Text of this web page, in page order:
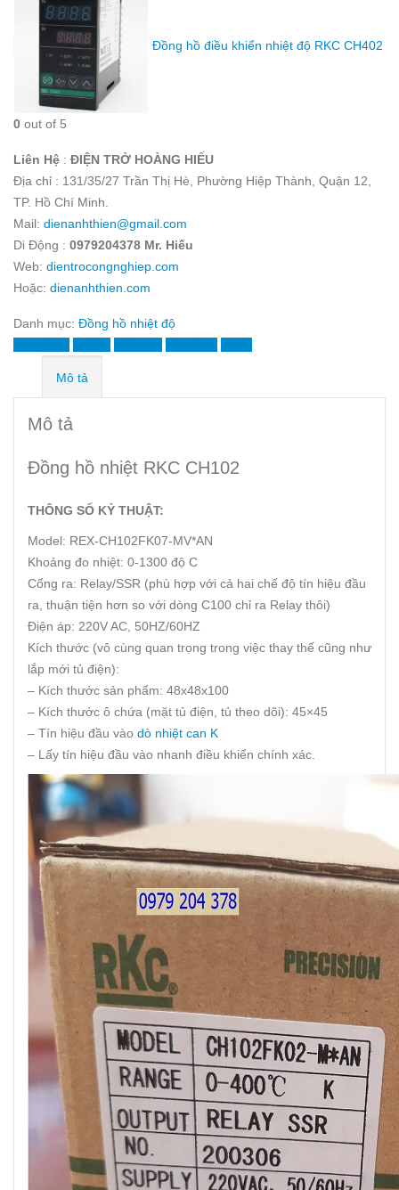
Đồng hồ điều khiển nhiệt độ RKC CH402
0 out of 5
Liên Hệ : ĐIỆN TRỞ HOÀNG HIẾU
Địa chỉ : 131/35/27 Trần Thị Hè, Phường Hiệp Thành, Quận 12,
TP. Hồ Chí Minh.
Mail: dienanhthien@gmail.com
Di Động : 0979204378 Mr. Hiếu
Web: dientrocongnghiep.com
Hoặc: dienanhthien.com
Danh mục: Đồng hồ nhiệt độ
Mô tả
Mô tả
Đồng hồ nhiệt RKC CH102
THÔNG SỐ KỶ THUẬT:
Model: REX-CH102FK07-MV*AN
Khoảng đo nhiệt: 0-1300 độ C
Cổng ra: Relay/SSR (phù hợp với cả hai chế độ tín hiệu đầu
ra, thuận tiện hơn so với dòng C100 chỉ ra Relay thôi)
Điện áp: 220V AC, 50HZ/60HZ
Kích thước (vô cùng quan trọng trong việc thay thế cũng như
lắp mới tủ điện):
– Kích thước sản phẩm: 48x48x100
– Kích thước ô chứa (mặt tủ điện, tủ theo dõi): 45×45
– Tín hiệu đầu vào dò nhiệt can K
– Lấy tín hiệu đầu vào nhanh điều khiển chính xác.